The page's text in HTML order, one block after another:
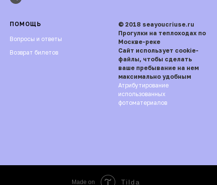
ПОМОЩЬ
Вопросы и ответы
Возврат билетов
© 2018 seayoucriuse.ru
Прогулки на теплоходах по
Москве-реке
Сайт использует cookie-
файлы, чтобы сделать
ваше пребывание на нем
максимально удобным
Атрибутирование
использованных
фотоматериалов
Made on Tilda